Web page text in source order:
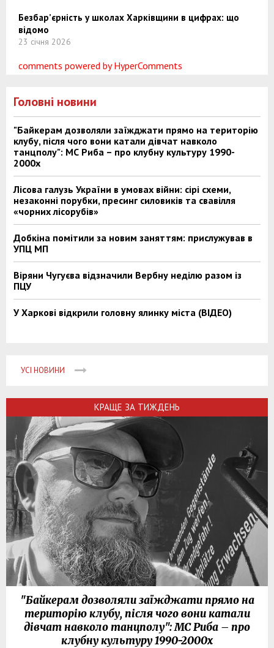
Безбар’єрність у школах Харківщини в цифрах: що
відомо
23 січня 2026
comments powered by HyperComments
Головні новини
"Байкерам дозволяли заїжджати прямо на територію
клубу, після чого вони катали дівчат навколо
танцполу": МС Риба – про клубну культуру 1990-
2000х
Лісова галузь України в умовах війни: сірі схеми,
незаконні порубки, пресинг силовиків та свавілля
«чорних лісорубів»
Добкіна помітили за новим заняттям: прислужував в
УПЦ МП
Віряни Чугуєва відзначили Вербну неділю разом із
ПЦУ
У Харкові відкрили головну ялинку міста (ВІДЕО)
УСІ НОВИНИ
КРАЩЕ ЗА ТИЖДЕНЬ
"Байкерам дозволяли заїжджати прямо на
територію клубу, після чого вони катали
дівчат навколо танцполу": МС Риба – про
клубну культуру 1990-2000х